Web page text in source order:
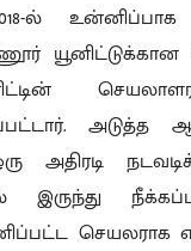
ல்
அடுத்த
அதிரடி
இருந்து
செயலராக